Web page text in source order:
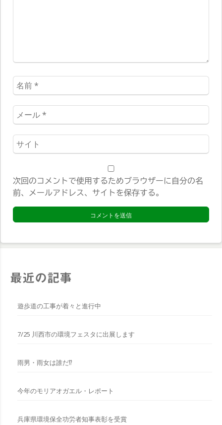
名
前
*
メ
ー
ル
ウ
ェ
サ
イ
ト
*
次回のコメントで使用するためブラウザーに自分の名
前、メールアドレス、サイトを保存する。
最近の記事
遊歩道の工事が着々と進行中
7/25 川西市の環境フェスタに出展します
雨男・雨女は誰だ⁉︎
今年のモリアオガエル・レポート
兵庫県環境保全功労者知事表彰を受賞